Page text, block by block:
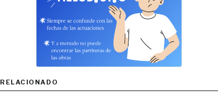
RELACIONADO